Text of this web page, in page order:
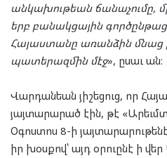
անկախութեան ճանաչումը,
երբ բանակցային
Հայաստանը առանձին մնաց
պատերազմին մէջ», ըսաւ ան։
Վարդանեան յիշեցուց, որ
յայտարարած էին, թէ
Օգոստոս 8-ի
իր խօսքով՝ այդ օրուընէ ի